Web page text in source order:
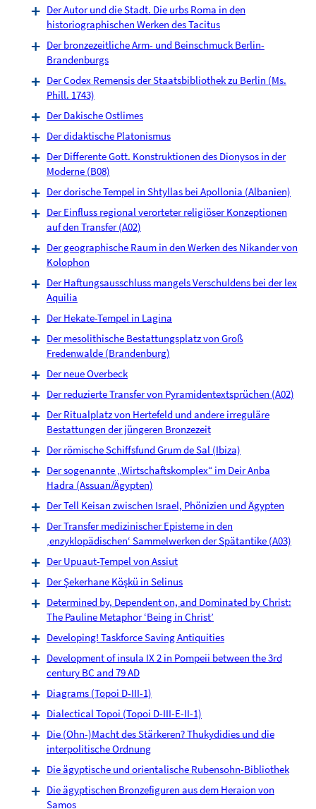
Der Autor und die Stadt. Die urbs Roma in den
historiographischen Werken des Tacitus
Der bronzezeitliche Arm- und Beinschmuck Berlin-
Brandenburgs
Der Codex Remensis der Staatsbibliothek zu Berlin (Ms.
Phill. 1743)
Der Dakische Ostlimes
Der didaktische Platonismus
Der Differente Gott. Konstruktionen des Dionysos in der
Moderne (B08)
Der dorische Tempel in Shtyllas bei Apollonia (Albanien)
Der Einfluss regional verorteter religiöser Konzeptionen
auf den Transfer (A02)
Der geographische Raum in den Werken des Nikander von
Kolophon
Der Haftungsausschluss mangels Verschuldens bei der lex
Aquilia
Der Hekate-Tempel in Lagina
Der mesolithische Bestattungsplatz von Groß
Fredenwalde (Brandenburg)
Der neue Overbeck
Der reduzierte Transfer von Pyramidentextsprüchen (A02)
Der Ritualplatz von Hertefeld und andere irreguläre
Bestattungen der jüngeren Bronzezeit
Der römische Schiffsfund Grum de Sal (Ibiza)
Der sogenannte „Wirtschaftskomplex“ im Deir Anba
Hadra (Assuan/Ägypten)
Der Tell Keisan zwischen Israel, Phönizien und Ägypten
Der Transfer medizinischer Episteme in den
‚enzyklopädischen‘ Sammelwerken der Spätantike (A03)
Der Upuaut-Tempel von Assiut
Der Şekerhane Köşkü in Selinus
Determined by, Dependent on, and Dominated by Christ:
The Pauline Metaphor ‘Being in Christ’
Developing! Taskforce Saving Antiquities
Development of insula IX 2 in Pompeii between the 3rd
century BC and 79 AD
Diagrams (Topoi D-III-1)
Dialectical Topoi (Topoi D-III-E-II-1)
Die (Ohn-)Macht des Stärkeren? Thukydidies und die
interpolitische Ordnung
Die ägyptische und orientalische Rubensohn-Bibliothek
Die ägyptischen Bronzefiguren aus dem Heraion von
Samos